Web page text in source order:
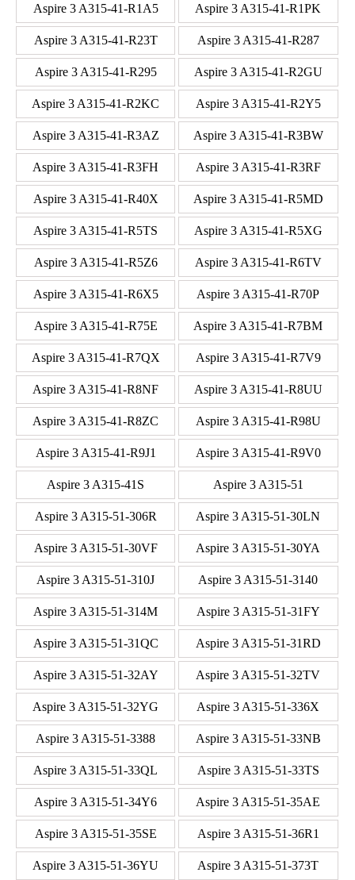
Aspire 3 A315-41-R1A5 Aspire 3 A315-41-R1PK
Aspire 3 A315-41-R23T Aspire 3 A315-41-R287
Aspire 3 A315-41-R295 Aspire 3 A315-41-R2GU
Aspire 3 A315-41-R2KC Aspire 3 A315-41-R2Y5
Aspire 3 A315-41-R3AZ Aspire 3 A315-41-R3BW
Aspire 3 A315-41-R3FH Aspire 3 A315-41-R3RF
Aspire 3 A315-41-R40X Aspire 3 A315-41-R5MD
Aspire 3 A315-41-R5TS Aspire 3 A315-41-R5XG
Aspire 3 A315-41-R5Z6 Aspire 3 A315-41-R6TV
Aspire 3 A315-41-R6X5 Aspire 3 A315-41-R70P
Aspire 3 A315-41-R75E Aspire 3 A315-41-R7BM
Aspire 3 A315-41-R7QX Aspire 3 A315-41-R7V9
Aspire 3 A315-41-R8NF Aspire 3 A315-41-R8UU
Aspire 3 A315-41-R8ZC Aspire 3 A315-41-R98U
Aspire 3 A315-41-R9J1 Aspire 3 A315-41-R9V0
Aspire 3 A315-41S Aspire 3 A315-51
Aspire 3 A315-51-306R Aspire 3 A315-51-30LN
Aspire 3 A315-51-30VF Aspire 3 A315-51-30YA
Aspire 3 A315-51-310J Aspire 3 A315-51-3140
Aspire 3 A315-51-314M Aspire 3 A315-51-31FY
Aspire 3 A315-51-31QC Aspire 3 A315-51-31RD
Aspire 3 A315-51-32AY Aspire 3 A315-51-32TV
Aspire 3 A315-51-32YG Aspire 3 A315-51-336X
Aspire 3 A315-51-3388 Aspire 3 A315-51-33NB
Aspire 3 A315-51-33QL Aspire 3 A315-51-33TS
Aspire 3 A315-51-34Y6 Aspire 3 A315-51-35AE
Aspire 3 A315-51-35SE Aspire 3 A315-51-36R1
Aspire 3 A315-51-36YU Aspire 3 A315-51-373T